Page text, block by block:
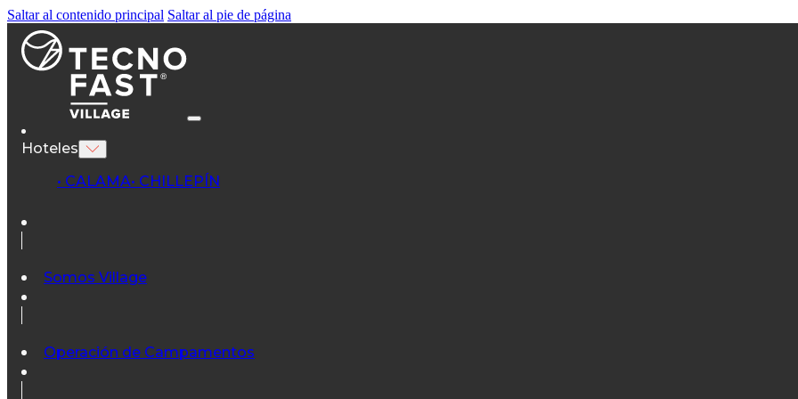
Saltar al contenido principal Saltar al pie de página
Hoteles
• CALAMA• CHILLEPÍN
Somos Village
Operación de Campamentos